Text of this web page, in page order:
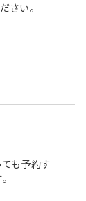
さい。
も予約す